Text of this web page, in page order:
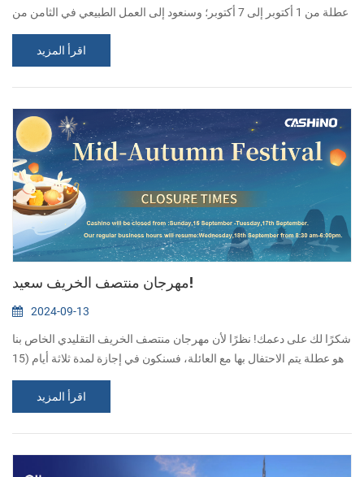
عطلة من 1 أكتوبر إلى 7 أكتوبر؛ وسنعود إلى العمل الطبيعي في الثامن من
أكتوبر. عذرًا لعدم تمكني من الرد في الوقت المناسب، سأرد عليك بمجرد
رؤية الرسالة. أتمنى لك كل شيء على ما يرام إذا كنت ترغب في التعرف
على منتجاتنا، فنحن نرحب بترك رسالة لنا وسنقوم بالرد عليك في أقرب
وقت ممكن. CASHINO هي شركة شركة تصنيع محترفة لحلول الطباعة
ومتخصص...
اقرأ المزيد
مهرجان منتصف الخريف سعيد!
2024-09-13
شكرًا لك على دعمك! نظرًا لأن مهرجان منتصف الخريف التقليدي الخاص بنا
هو عطلة يتم الاحتفال بها مع العائلة، فسنكون في إجازة لمدة ثلاثة أيام (15
سبتمبر - 17 سبتمبر). سنستأنف العمل في 18 سبتمبر. إذا كنت ترغب في
استشارة منتجاتنا، يرجى ترك رسالة لنا وسنقوم بالرد عليك في أقرب وقت
اقرأ المزيد